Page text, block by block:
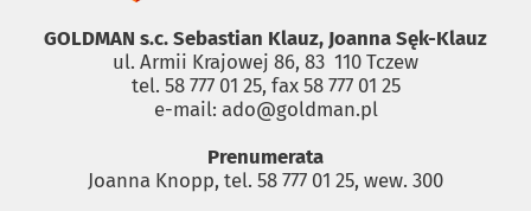
GOLDMAN s.c. Sebastian Klauz, Joanna Sęk-Klauz
ul. Armii Krajowej 86, 83 ­ 110 Tczew
tel. 58 777 01 25, fax 58 777 01 25
e-mail: ado@goldman.pl
Prenumerata
Joanna Knopp, tel. 58 777 01 25, wew. 300